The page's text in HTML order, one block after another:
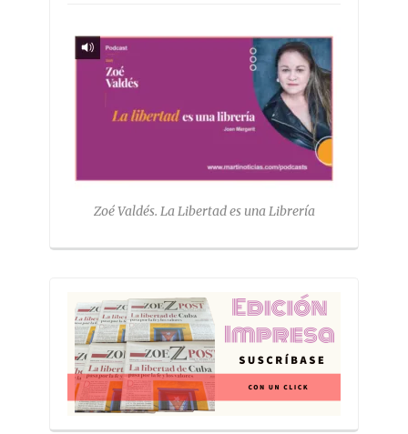
Zoé Valdés. La Libertad es una Librería